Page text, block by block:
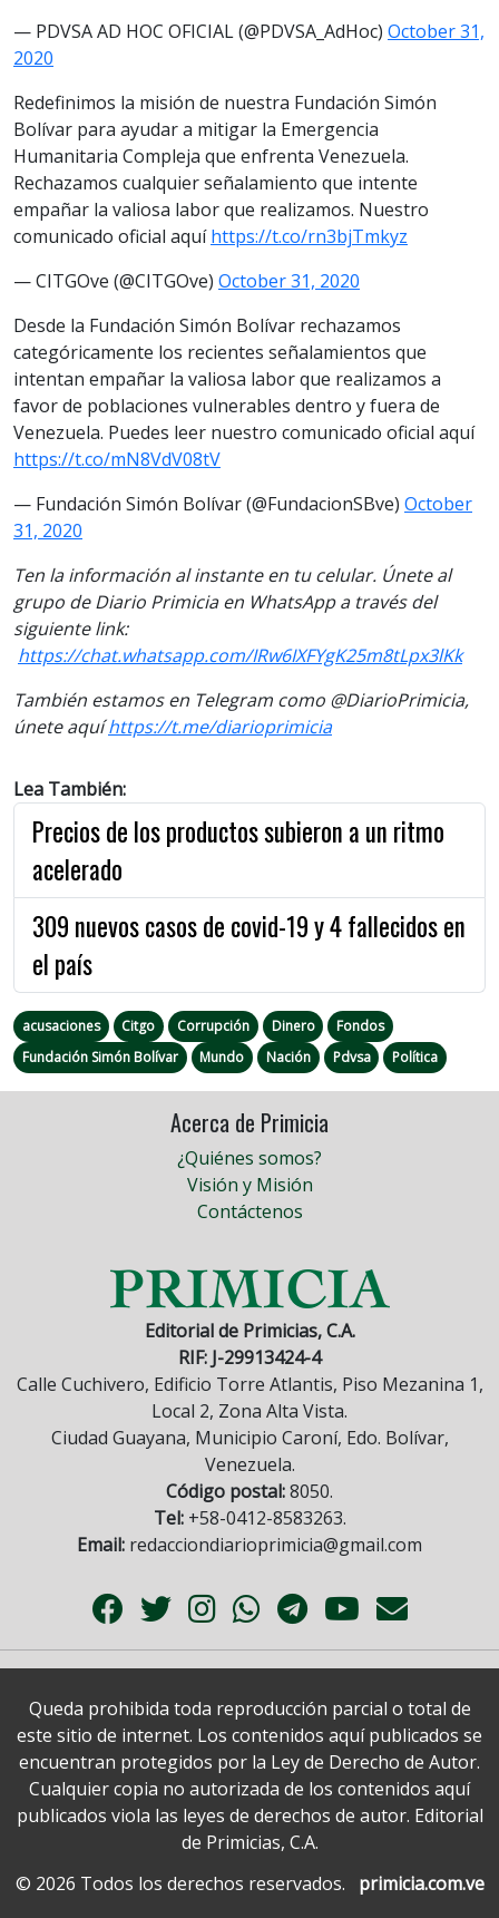
— PDVSA AD HOC OFICIAL (@PDVSA_AdHoc) October 31,
2020
Redefinimos la misión de nuestra Fundación Simón
Bolívar para ayudar a mitigar la Emergencia
Humanitaria Compleja que enfrenta Venezuela.
Rechazamos cualquier señalamiento que intente
empañar la valiosa labor que realizamos. Nuestro
comunicado oficial aquíhttps://t.co/rn3bjTmkyz
— CITGOve (@CITGOve) October 31, 2020
Desde la Fundación Simón Bolívar rechazamos
categóricamente los recientes señalamientos que
intentan empañar la valiosa labor que realizamos a
favor de poblaciones vulnerables dentro y fuera de
Venezuela. Puedes leer nuestro comunicado oficial aquí
https://t.co/mN8VdV08tV
— Fundación Simón Bolívar (@FundacionSBve) October
31, 2020
Ten la información al instante en tu celular. Únete al
grupo de Diario Primicia en WhatsApp a través del
siguiente link:
https://chat.whatsapp.com/IRw6IXFYgK25m8tLpx3lKk
También estamos en Telegram como @DiarioPrimicia,
únete aquíhttps://t.me/diarioprimicia
Lea También:
Precios de los productos subieron a un ritmo
acelerado
309 nuevos casos de covid-19 y 4 fallecidos en
el país
acusaciones Citgo Corrupción Dinero
Fondos
Fundación Simón Bolívar
Mundo Nación Pdvsa Política
Acerca de Primicia
¿Quiénes somos?
Visión y Misión
Contáctenos
Editorial de Primicias, C.A.
RIF: J-29913424-4
Calle Cuchivero, Edificio Torre Atlantis, Piso Mezanina 1,
Local 2, Zona Alta Vista.
Ciudad Guayana, Municipio Caroní, Edo. Bolívar,
Venezuela.
Código postal:8050.
Tel:+58-0412-8583263.
Email: redacciondiarioprimicia@gmail.com
Queda prohibida toda reproducción parcial o total de
este sitio de internet. Los contenidos aquí publicados se
encuentran protegidos por la Ley de Derecho de Autor.
Cualquier copia no autorizada de los contenidos aquí
publicados viola las leyes de derechos de autor. Editorial
de Primicias, C.A.
© 2026 Todos los derechos reservados.
primicia.com.ve